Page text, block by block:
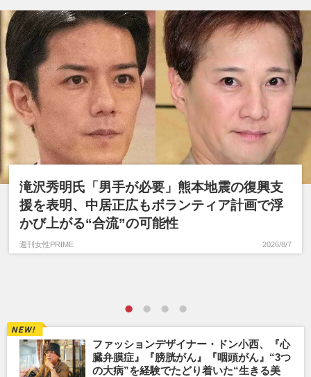
滝沢秀明氏「男手が必要」熊本地震の復興支
援を表明、中居正広もボランティア計画で浮
かび上がる“合流”の可能性
週刊女性PRIME 2026/8/7
ファッションデザイナー・ドン小西、『心
臓弁膜症』『膀胱がん』『咽頭がん』“3つ
の大病”を経験でたどり着いた“生きる美